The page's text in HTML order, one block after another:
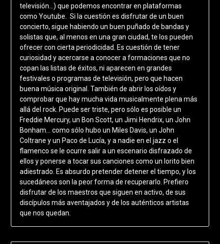
televisión…) que podemos encontrar en plataformas
como Youtube. Si la cuestión es disfrutar de un buen
concierto, sigue habiendo un buen puñado de bandas y
solistas que, al menos en una gran ciudad, te los pueden
ofrecer con cierta periodicidad. Es cuestión de tener
curiosidad y acercarse a conocer a formaciones que no
copan las listas de éxitos, ni aparecen en grandes
festivales o programas de televisión, pero que hacen
buena música original. También de abrir los oídos y
comprobar que hay mucha vida musicalmente plena más
allá del rock. Puede ser triste, pero sólo es posible un
Freddie Mercury, un Bon Scott, un Jimi Hendrix, un John
Bonham… como sólo hubo un Miles Davis, un John
Coltrane y un Paco de Lucía, y a nadie en el jazz o el
flamenco se le ocurre salir a un escenario disfrazado de
ellos y ponerse a tocar sus canciones como un lorito bien
adiestrado. Es absurdo pretender detener el tiempo, y los
sucedáneos son la peor forma de recuperarlo. Prefiero
disfrutar de los maestros que siguen en activo, de sus
discípulos más aventajados y de los auténticos artistas
que nos quedan.